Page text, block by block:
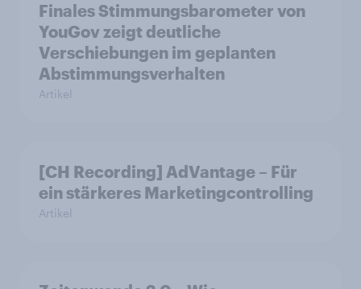
Finales Stimmungsbarometer von
YouGov zeigt deutliche
Verschiebungen im geplanten
Abstimmungsverhalten
Artikel
[CH Recording] AdVantage – Für
ein stärkeres Marketingcontrolling
Artikel